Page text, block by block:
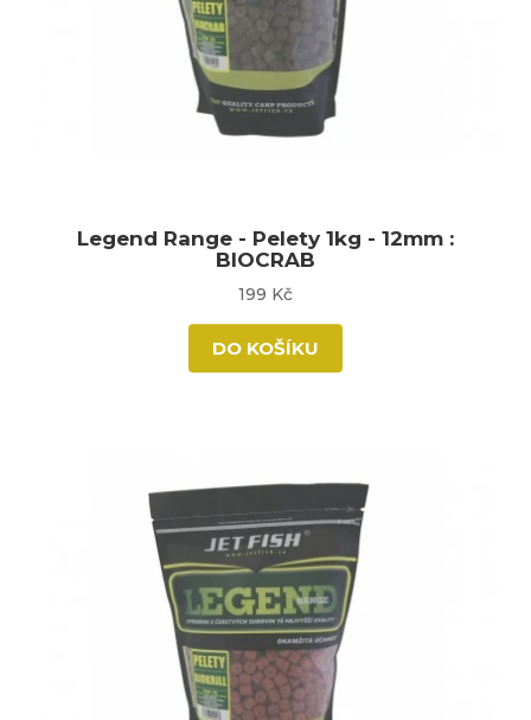
Legend Range - Pelety 1kg - 12mm :
BIOCRAB
199 Kč
DO KOŠÍKU